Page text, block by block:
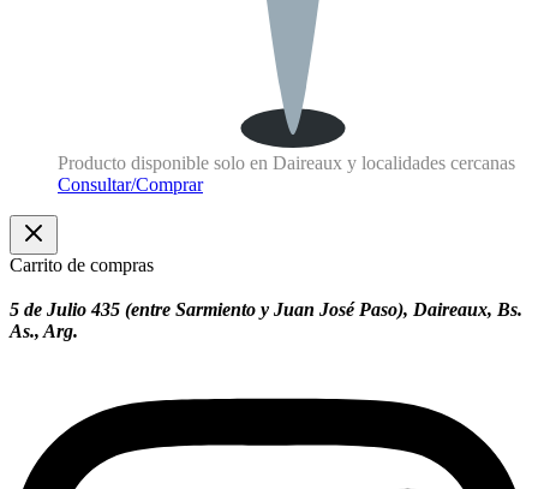
Producto disponible solo en Daireaux y localidades cercanas
Consultar/Comprar
Carrito de compras
5 de Julio 435 (entre Sarmiento y Juan José Paso), Daireaux, Bs.
As., Arg.